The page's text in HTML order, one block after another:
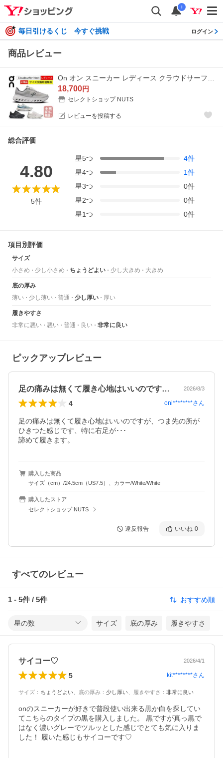
i
毎日引けるくじ 今すぐ挑戦 ログイン
商品レビュー
18,700円
セレクトショップ NUTS
レビューを投稿する
総合評価
4.80
5件
星5つ 4件
星4つ 1件
星3つ 0件
星2つ 0件
星1つ 0件
項目別評価
サイズ
小さめ
少し小さめ ちょうどよい 少し大きめ 大きめ
底の厚み
薄い
少し薄い 普通 少し厚い 厚い
履きやすさ
非常に悪い
悪い 普通 良い 非常に良い
ピックアップレビュー
足の痛みは無くて履き心地はいいのですが… 2026/8/3
4 oni********さん
足の痛みは無くて履き心地はいいのですが、つま先の所が
ひきつた感じです、特に右足が･･･
諦めて履きます。
購入した商品
サイズ（cm）/24.5cm（US7.5）、カラー/White/White
購入したストア
セレクトショップ NUTS
違反報告 いいね 0
すべてのレビュー
1 - 5件 / 5件 おすすめ順
星の数 サイズ 底の厚み 履きやすさ
サイコー♡ 2026/4/1
5 kit********さん
サイズ ： ちょうどよい 底の厚み ： 少し厚い 履きやすさ ： 非常に良い
onのスニーカーが好きで普段使い出来る黒か白を探してい
てこちらのタイプの黒を購入しました。 黒ですが真っ黒で
はなく濃いグレーでツルッとした感じでとても気に入りま
した！ 履いた感じもサイコーです♡